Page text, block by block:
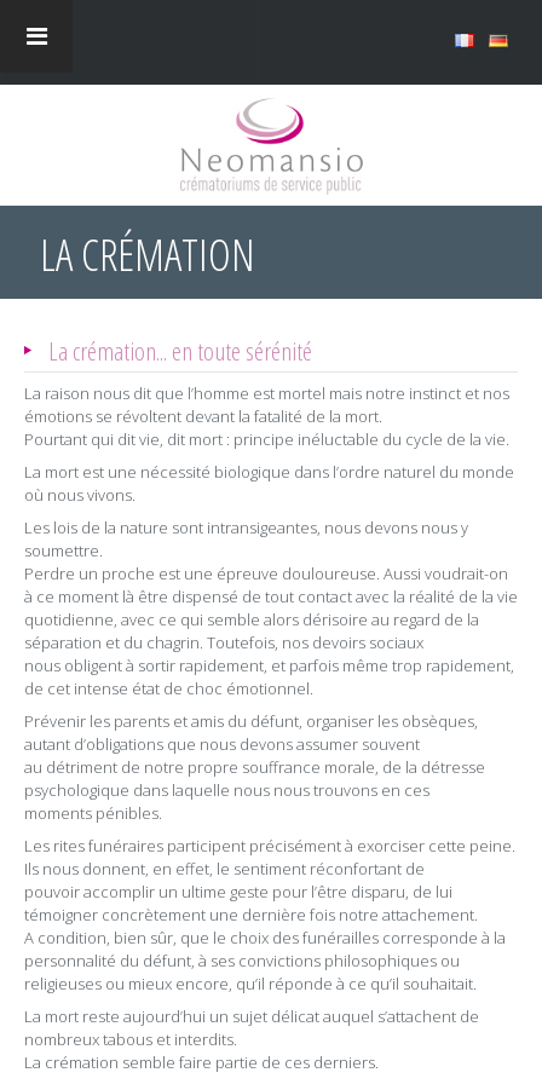
LA CRÉMATION
La crémation... en toute sérénité
La raison nous dit que l’homme est mortel mais notre instinct et nos
émotions se révoltent devant la fatalité de la mort.
Pourtant qui dit vie, dit mort : principe inéluctable du cycle de la vie.
La mort est une nécessité biologique dans l’ordre naturel du monde
où nous vivons.
Les lois de la nature sont intransigeantes, nous devons nous y
soumettre.
Perdre un proche est une épreuve douloureuse. Aussi voudrait-on
à ce moment là être dispensé de tout contact avec la réalité de la vie
quotidienne, avec ce qui semble alors dérisoire au regard de la
séparation et du chagrin. Toutefois, nos devoirs sociaux
nous obligent à sortir rapidement, et parfois même trop rapidement,
de cet intense état de choc émotionnel.
Prévenir les parents et amis du défunt, organiser les obsèques,
autant d’obligations que nous devons assumer souvent
au détriment de notre propre souffrance morale, de la détresse
psychologique dans laquelle nous nous trouvons en ces
moments pénibles.
Les rites funéraires participent précisément à exorciser cette peine.
Ils nous donnent, en effet, le sentiment réconfortant de
pouvoir accomplir un ultime geste pour l’être disparu, de lui
témoigner concrètement une dernière fois notre attachement.
A condition, bien sûr, que le choix des funérailles corresponde à la
personnalité du défunt, à ses convictions philosophiques ou
religieuses ou mieux encore, qu’il réponde à ce qu’il souhaitait.
La mort reste aujourd’hui un sujet délicat auquel s’attachent de
nombreux tabous et interdits.
La crémation semble faire partie de ces derniers.